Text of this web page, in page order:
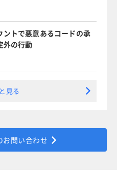
トで悪意あるコードの承
の行動
見る
お問い合わせ